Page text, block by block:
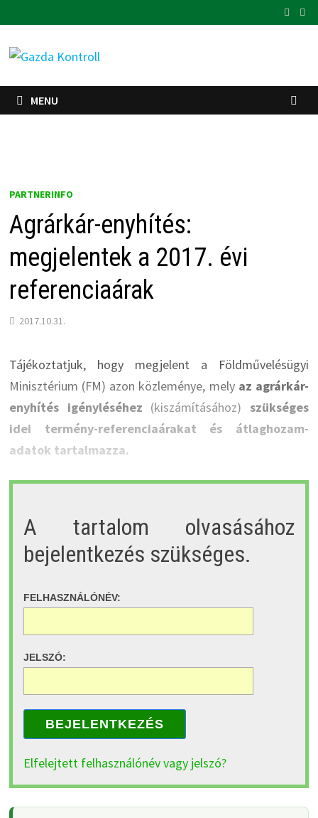
to
content
MENU
PARTNERINFO
Agrárkár-enyhítés:
megjelentek a 2017. évi
referenciaárak
2017.10.31.
Tájékoztatjuk, hogy megjelent a Földművelésügyi
Minisztérium (FM) azon közleménye, mely az agrárkár-
enyhítés igényléséhez (kiszámításához) szükséges
idei termény-referenciaárakat és átlaghozam-
adatok tartalmazza.
A tartalom olvasásához
bejelentkezés szükséges.
FELHASZNÁLÓNÉV:
JELSZÓ:
BEJELENTKEZÉS
Elfelejtett felhasználónév vagy jelszó?